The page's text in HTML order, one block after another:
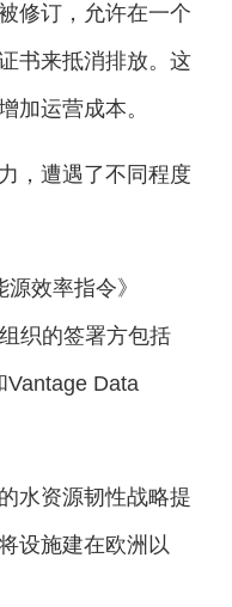
修订，允许在一个
书来抵消排放。这
加运营成本。
，遭遇了不同程度
效率指令》
织的签署方包括
Vantage Data
水资源韧性战略提
设施建在欧洲以